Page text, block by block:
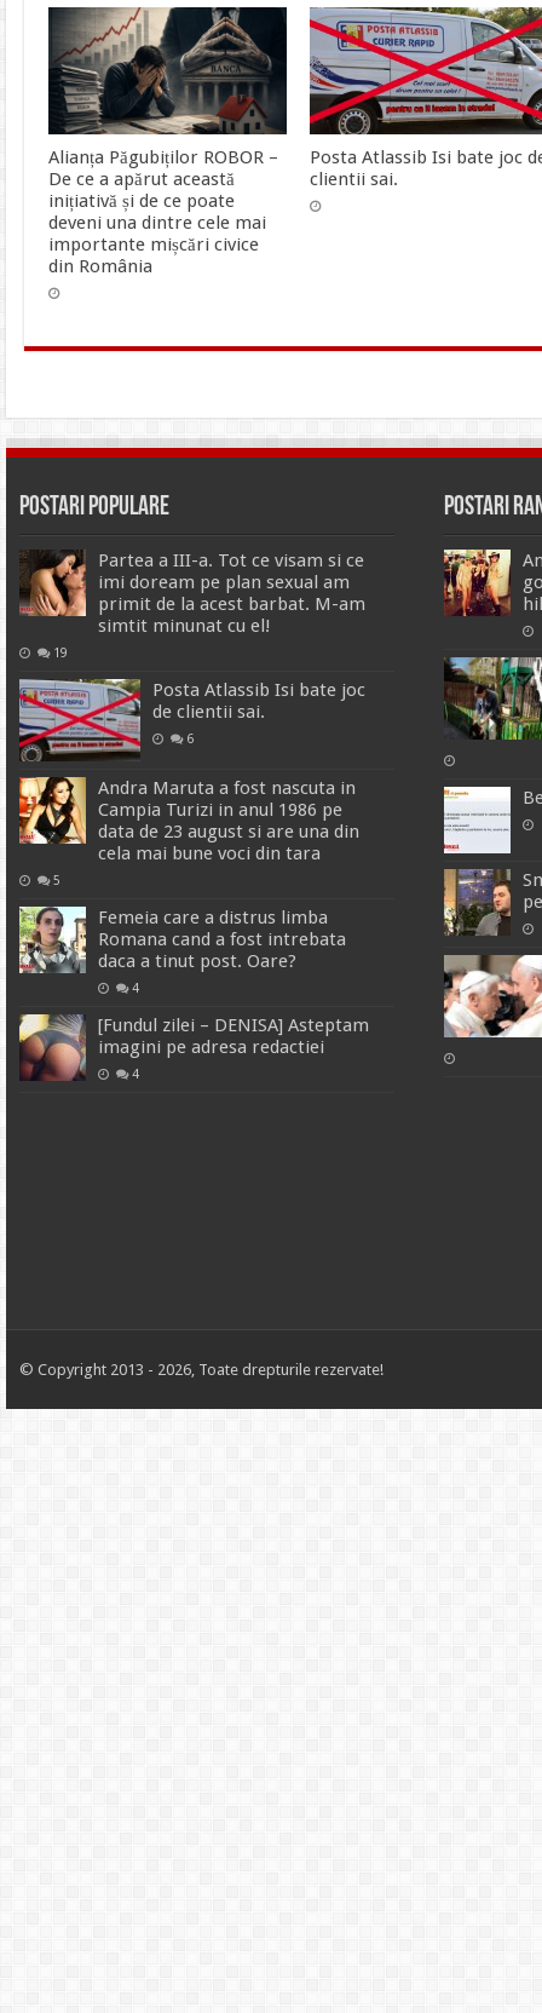
Alianța Păgubiților ROBOR –
De ce a apărut această
inițiativă și de ce poate
deveni una dintre cele mai
importante mișcări civice
din România
Posta Atlassib Isi bate joc
clientii sai.
Postari Populare
Partea a III-a. Tot ce visam si ce
imi doream pe plan sexual am
primit de la acest barbat. M-am
simtit minunat cu el!
19
Posta Atlassib Isi bate joc
de clientii sai.
6
Andra Maruta a fost nascuta in
Campia Turizi in anul 1986 pe
data de 23 august si are una din
cela mai bune voci din tara
5
Femeia care a distrus limba
Romana cand a fost intrebata
daca a tinut post. Oare?
4
[Fundul zilei – DENISA] Asteptam
imagini pe adresa redactiei
4
Postari
© Copyright 2013 - 2026, Toate drepturile rezervate!